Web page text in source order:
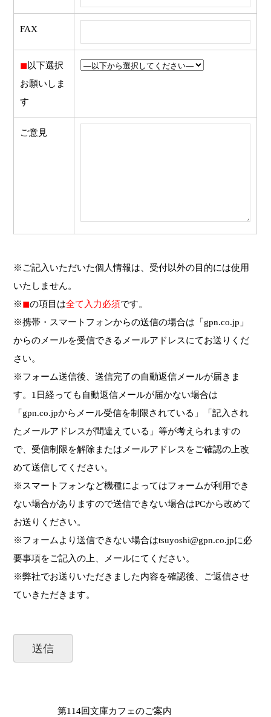
FAX
◼︎以下選択
お願いしま
す
ご意見
※ご記入いただいた個人情報は、受付以外の目的には使用
いたしません。
※◼︎の項目は全て入力必須です。
※携帯・スマートフォンからの送信の場合は「gpn.co.jp」
からのメールを受信できるメールアドレスにてお送りくだ
さい。
※フォーム送信後、送信完了の自動返信メールが届きま
す。1日経っても自動返信メールが届かない場合は
「gpn.co.jpからメール受信を制限されている」「記入され
たメールアドレスが間違えている」等が考えられますの
で、受信制限を解除またはメールアドレスをご確認の上改
めて送信してください。
※スマートフォンなど機種によってはフォームが利用でき
ない場合がありますので送信できない場合はPCから改めて
お送りください。
※フォームより送信できない場合はtsuyoshi@gpn.co.jpに必
要事項をご記入の上、メールにてください。
※弊社でお送りいただきました内容を確認後、ご返信させ
ていきただきます。
第114回文庫カフェのご案内